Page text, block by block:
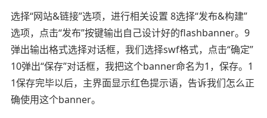
选择“网站&链接”选项，进行相关设置 8选择“发布&构建”
选项，点击“发布”按键输出自己设计好的flashbanner。9
弹出输出格式选择对话框，我们选择swf格式，点击“确定”
10弹出“保存”对话框，我把这个banner命名为1，保存。1
1保存完毕以后，主界面显示红色提示语，告诉我们怎么正
确使用这个banner。